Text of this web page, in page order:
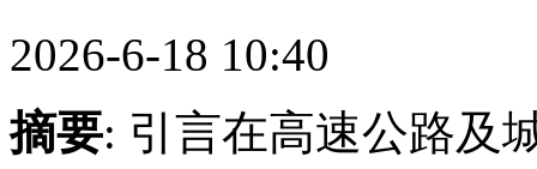
2026-6-18 10:40
摘要: 引言在高速公路及